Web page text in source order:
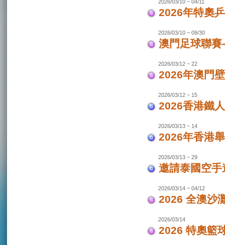
2026/03/10 ~ 04/11
2026年特奧
2026/03/10 ~ 09/30
澳門足球聯
2026/03/12 ~ 22
2026年澳門
2026/03/12 ~ 15
2026香港鐵
2026/03/13 ~ 14
2026年香港
2026/03/13 ~ 29
邀請泰國空
2026/03/14 ~ 04/12
2026 全澳沙
2026/03/14
2026 特奧籃